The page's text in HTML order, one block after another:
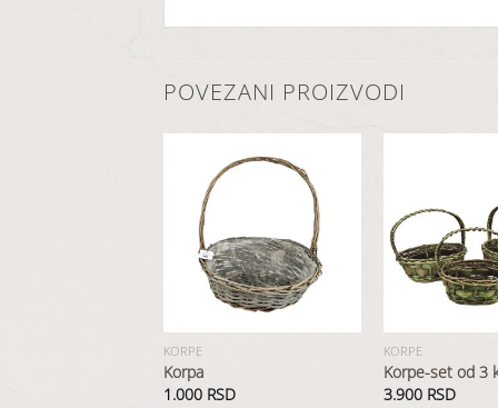
POVEZANI PROIZVODI
Dodaj
listu
želja
KORPE
Korpa
1.000 RSD
KORPE
Korpe-set od 3
3.900 RSD